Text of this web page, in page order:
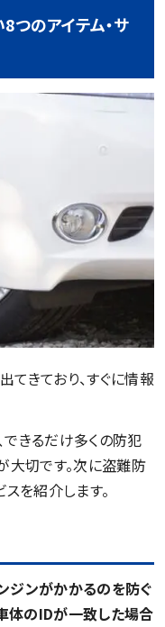
つのアイテム・サ
きており、すぐに情報
きるだけ多くの防犯
大切です。次に盗難防
を紹介します。
ジンがかかるのを防ぐ
体のIDが一致した場合